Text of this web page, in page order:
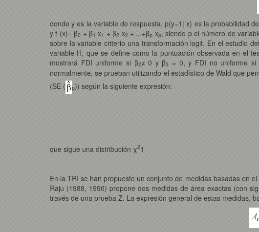
donde y es la variable de respuesta, p(y=1| x) es la probabilidad
y f (x)= β0 + β1 x1 + β2 x2+ ...+βp xp, siendo p el número de
sobre la variable criterio una transformación logit. En el estudio
variable H, que se define como la puntuación observada en el
mostrará FDI uniforme si β2≠ 0 y β3 = 0, y FDI no uniforme si
normalmente, se prueban utilizando el estadístico de Wald que
(SE (
p)) según la siguiente expresión:
que sigue una distribución χ21
En la TRI se han propuesto un conjunto de medidas basadas en
Raju (1988, 1990) propone dos medidas de área exactas (con
través de una prueba Z. La expresión general de estas medidas,